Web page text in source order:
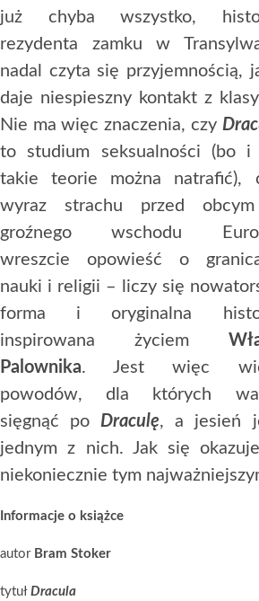
już chyba wszystko,
rezydenta zamku w
nadal czyta się przyjemnością,
daje niespieszny kontakt z
Nie ma więc znaczenia, czy
to studium seksualności (bo i
takie teorie można natrafić),
wyraz strachu przed
groźnego wschodu
wreszcie opowieść o
nauki i religii – liczy się
forma i oryginalna
inspirowana życiem
Palownika. Jest więc
powodów, dla których
sięgnąć poDraculę, a jesień
jednym z nich. Jak się
niekoniecznie tym
Informacje o książce
autor Bram Stoker
tytuł Dracula